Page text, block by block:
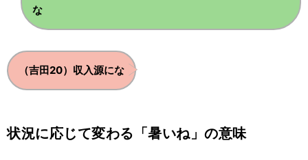
な
.
（吉田20）収入源にな .
状況に応じて変わる「暑いね」の意味